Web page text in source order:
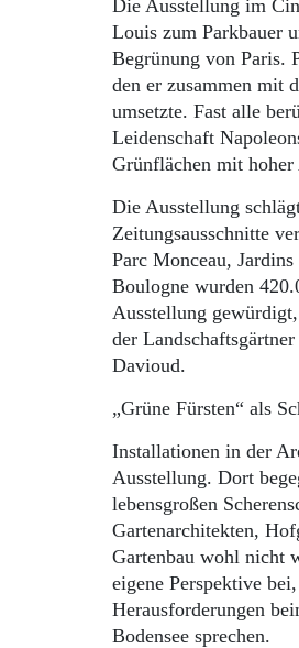
Die Ausstellung im
Louis zum Parkbauer
Begrünung von Paris.
den er zusammen mit
umsetzte. Fast alle
Leidenschaft
Grünflächen mit
Die Ausstellung
Zeitungsausschnitte
Parc Monceau,
Boulogne wurden
Ausstellung
der
Davioud.
„Grüne Fürsten“ als
Installationen in der
Ausstellung. Dort
lebensgroßen
Gartenarchitekten,
Gartenbau wohl nicht
eigene Perspektive
Herausforderungen
Bodensee sprechen.